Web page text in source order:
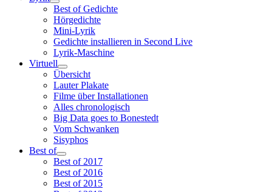
Best of Gedichte
Hörgedichte
Mini-Lyrik
Gedichte installieren in Second Live
Lyrik-Maschine
Virtuell
Übersicht
Lauter Plakate
Filme über Installationen
Alles chronologisch
Big Data goes to Bonestedt
Vom Schwanken
Sisyphos
Best of
Best of 2017
Best of 2016
Best of 2015